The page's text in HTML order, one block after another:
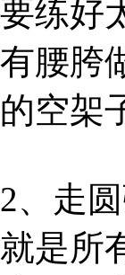
要练好
有腰胯
的空架
2、走
就是所